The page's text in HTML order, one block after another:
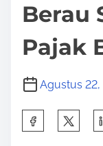
Berau
Pajak
Agustus